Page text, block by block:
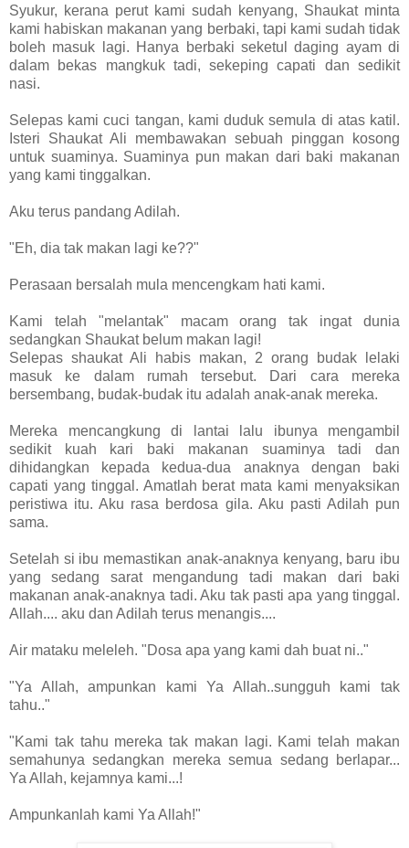
Syukur, kerana perut kami sudah kenyang, Shaukat minta
kami habiskan makanan yang berbaki, tapi kami sudah tidak
boleh masuk lagi. Hanya berbaki seketul daging ayam di
dalam bekas mangkuk tadi, sekeping capati dan sedikit
nasi.
Selepas kami cuci tangan, kami duduk semula di atas katil.
Isteri Shaukat Ali membawakan sebuah pinggan kosong
untuk suaminya. Suaminya pun makan dari baki makanan
yang kami tinggalkan.
Aku terus pandang Adilah.
"Eh, dia tak makan lagi ke??"
Perasaan bersalah mula mencengkam hati kami.
Kami telah "melantak" macam orang tak ingat dunia
sedangkan Shaukat belum makan lagi!
Selepas shaukat Ali habis makan, 2 orang budak lelaki
masuk ke dalam rumah tersebut. Dari cara mereka
bersembang, budak-budak itu adalah anak-anak mereka.
Mereka mencangkung di lantai lalu ibunya mengambil
sedikit kuah kari baki makanan suaminya tadi dan
dihidangkan kepada kedua-dua anaknya dengan baki
capati yang tinggal. Amatlah berat mata kami menyaksikan
peristiwa itu. Aku rasa berdosa gila. Aku pasti Adilah pun
sama.
Setelah si ibu memastikan anak-anaknya kenyang, baru ibu
yang sedang sarat mengandung tadi makan dari baki
makanan anak-anaknya tadi. Aku tak pasti apa yang tinggal.
Allah.... aku dan Adilah terus menangis....
Air mataku meleleh. "Dosa apa yang kami dah buat ni.."
"Ya Allah, ampunkan kami Ya Allah..sungguh kami tak
tahu.."
"Kami tak tahu mereka tak makan lagi. Kami telah makan
semahunya sedangkan mereka semua sedang berlapar...
Ya Allah, kejamnya kami...!
Ampunkanlah kami Ya Allah!"